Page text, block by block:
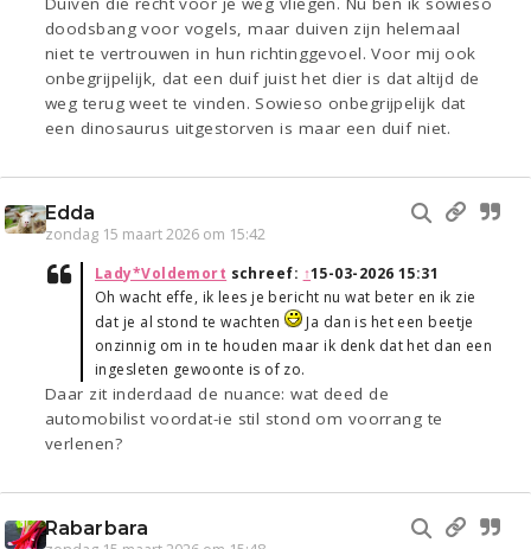
doodsbang voor vogels, maar duiven zijn helemaal
niet te vertrouwen in hun richtinggevoel. Voor mij ook
onbegrijpelijk, dat een duif juist het dier is dat altijd de
weg terug weet te vinden. Sowieso onbegrijpelijk dat
een dinosaurus uitgestorven is maar een duif niet.
Edda
zondag 15 maart 2026 om 15:42
Lady*Voldemort schreef: ↑15-03-2026 15:31
Oh wacht effe, ik lees je bericht nu wat beter en ik zie
dat je al stond te wachten
Ja dan is het een beetje
onzinnig om in te houden maar ik denk dat het dan een
ingesleten gewoonte is of zo.
Daar zit inderdaad de nuance: wat deed de
automobilist voordat-ie stil stond om voorrang te
verlenen?
Rabarbara